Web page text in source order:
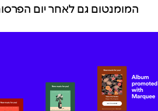
המומנטום גם לאחר יום